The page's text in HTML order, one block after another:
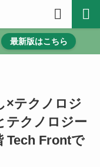
最新版はこちら
×テクノロジ
テクノロジー
Tech Frontで